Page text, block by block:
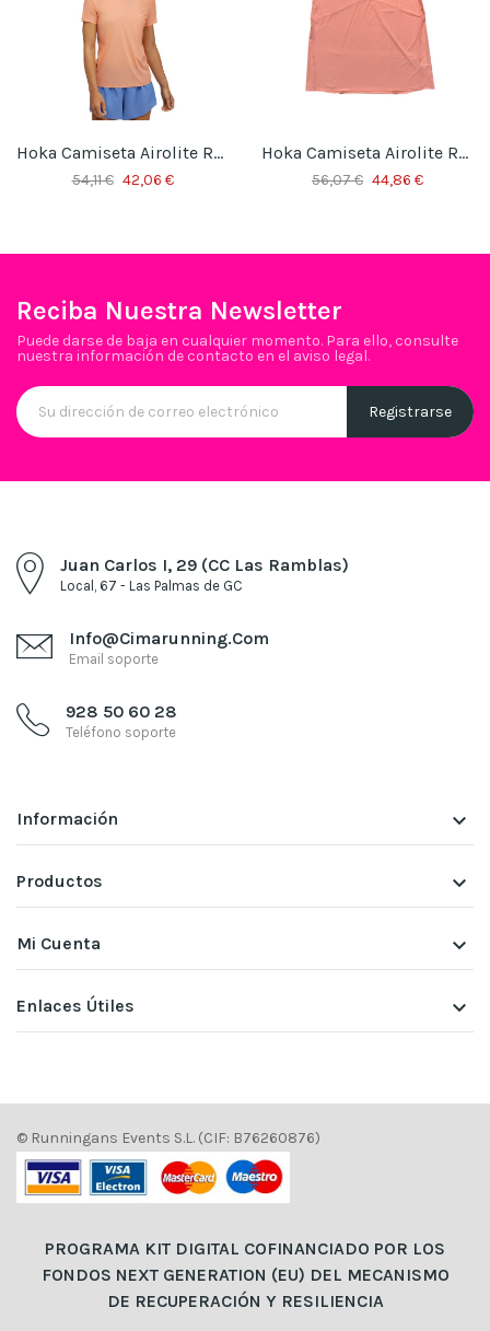
Hoka Camiseta Airolite Run W
54,11 € 42,06 €
Hoka Camiseta Airolite Run W
56,07 € 44,86 €
Reciba Nuestra Newsletter
Puede darse de baja en cualquier momento. Para ello, consulte
nuestra información de contacto en el aviso legal.
Juan Carlos I, 29 (CC Las Ramblas)
Local, 67 - Las Palmas de GC
Info@cimarunning.com
Email soporte
928 50 60 28
Teléfono soporte
Información keyboard_arrow_down
Productos keyboard_arrow_down
Mi Cuenta keyboard_arrow_down
Enlaces Útiles keyboard_arrow_down
© Runningans Events S.L. (CIF: B76260876)
PROGRAMA KIT DIGITAL COFINANCIADO POR LOS
FONDOS NEXT GENERATION (EU) DEL MECANISMO
DE RECUPERACIÓN Y RESILIENCIA